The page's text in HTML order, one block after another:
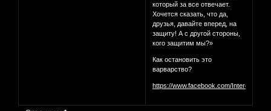
который за все отвечает.
Хочется сказать, что да,
друзья, давайте вперед, на
защиту! А с другой стороны,
кого защитим мы?»
Как остановить это
варварство?
https://www.facebook.com/